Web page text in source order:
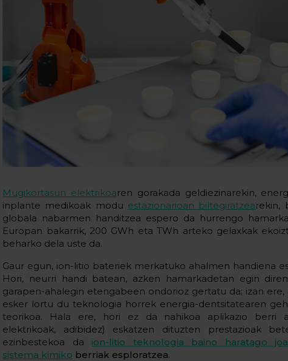
Mugikortasun elektrikoaren gorakada geldiezinarekin,
inplante medikoak modu estazionarioan biltegiratzearekin,
globala nabarmen handitzea espero da hurrengo
Europan bakarrik, 200 GWh eta TWh arteko gelaxkak
beharko dela uste da.
Gaur egun, ion-litio bateriek merkatuko ahalmen handiena
Hori, neurri handi batean, azken hamarkadetan egin
garapen-ahalegin etengabeen ondorioz gertatu da; izan ere,
esker lortu du teknologia horrek energia-dentsitatearen
teorikoa. Hala ere, hori ez da nahikoa aplikazio berri
elektrikoak, adibidez) eskatzen dituzten prestazioak
ezinbestekoa da ion-litio teknologia baino haratago
sistema kimiko berriak esploratzea.